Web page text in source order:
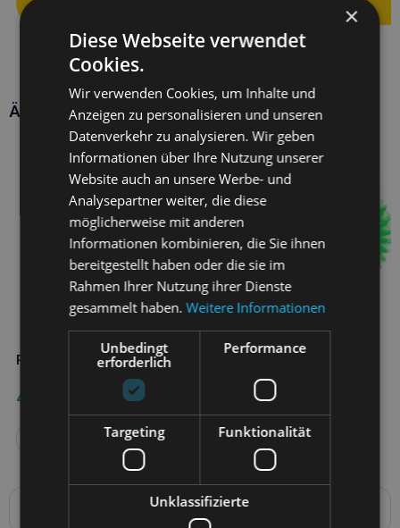
Ähnliche Produkte
RECOFUN doszy rabbit s
4,70
Weiterlesen
RECOFUN flip ball grün
4,10€
Produktbeschreibung
×
Diese Webseite verwendet
Cookies.
Wir verwenden Cookies, um Inhalte und
Anzeigen zu personalisieren und unseren
Datenverkehr zu analysieren. Wir geben
Informationen über Ihre Nutzung unserer
Website auch an unsere Werbe- und
Analysepartner weiter, die diese
möglicherweise mit anderen
Informationen kombinieren, die Sie ihnen
bereitgestellt haben oder die sie im
Rahmen Ihrer Nutzung ihrer Dienste
gesammelt haben.Weitere Informationen
Unbedingt
erforderlich
Performance
Targeting Funktionalität
Unklassifizierte